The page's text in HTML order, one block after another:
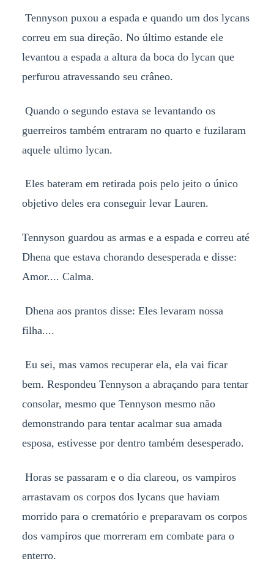
Tennyson puxou a espada e quando um dos lycans
correu em sua direção. No último estande ele
levantou a espada a altura da boca do lycan que
perfurou atravessando seu crâneo.
Quando o segundo estava se levantando os
guerreiros também entraram no quarto e fuzilaram
aquele ultimo lycan.
Eles bateram em retirada pois pelo jeito o único
objetivo deles era conseguir levar Lauren.
Tennyson guardou as armas e a espada e correu até
Dhena que estava chorando desesperada e disse:
Amor.... Calma.
Dhena aos prantos disse: Eles levaram nossa
filha....
Eu sei, mas vamos recuperar ela, ela vai ficar
bem. Respondeu Tennyson a abraçando para tentar
consolar, mesmo que Tennyson mesmo não
demonstrando para tentar acalmar sua amada
esposa, estivesse por dentro também desesperado.
Horas se passaram e o dia clareou, os vampiros
arrastavam os corpos dos lycans que haviam
morrido para o crematório e preparavam os corpos
dos vampiros que morreram em combate para o
enterro.